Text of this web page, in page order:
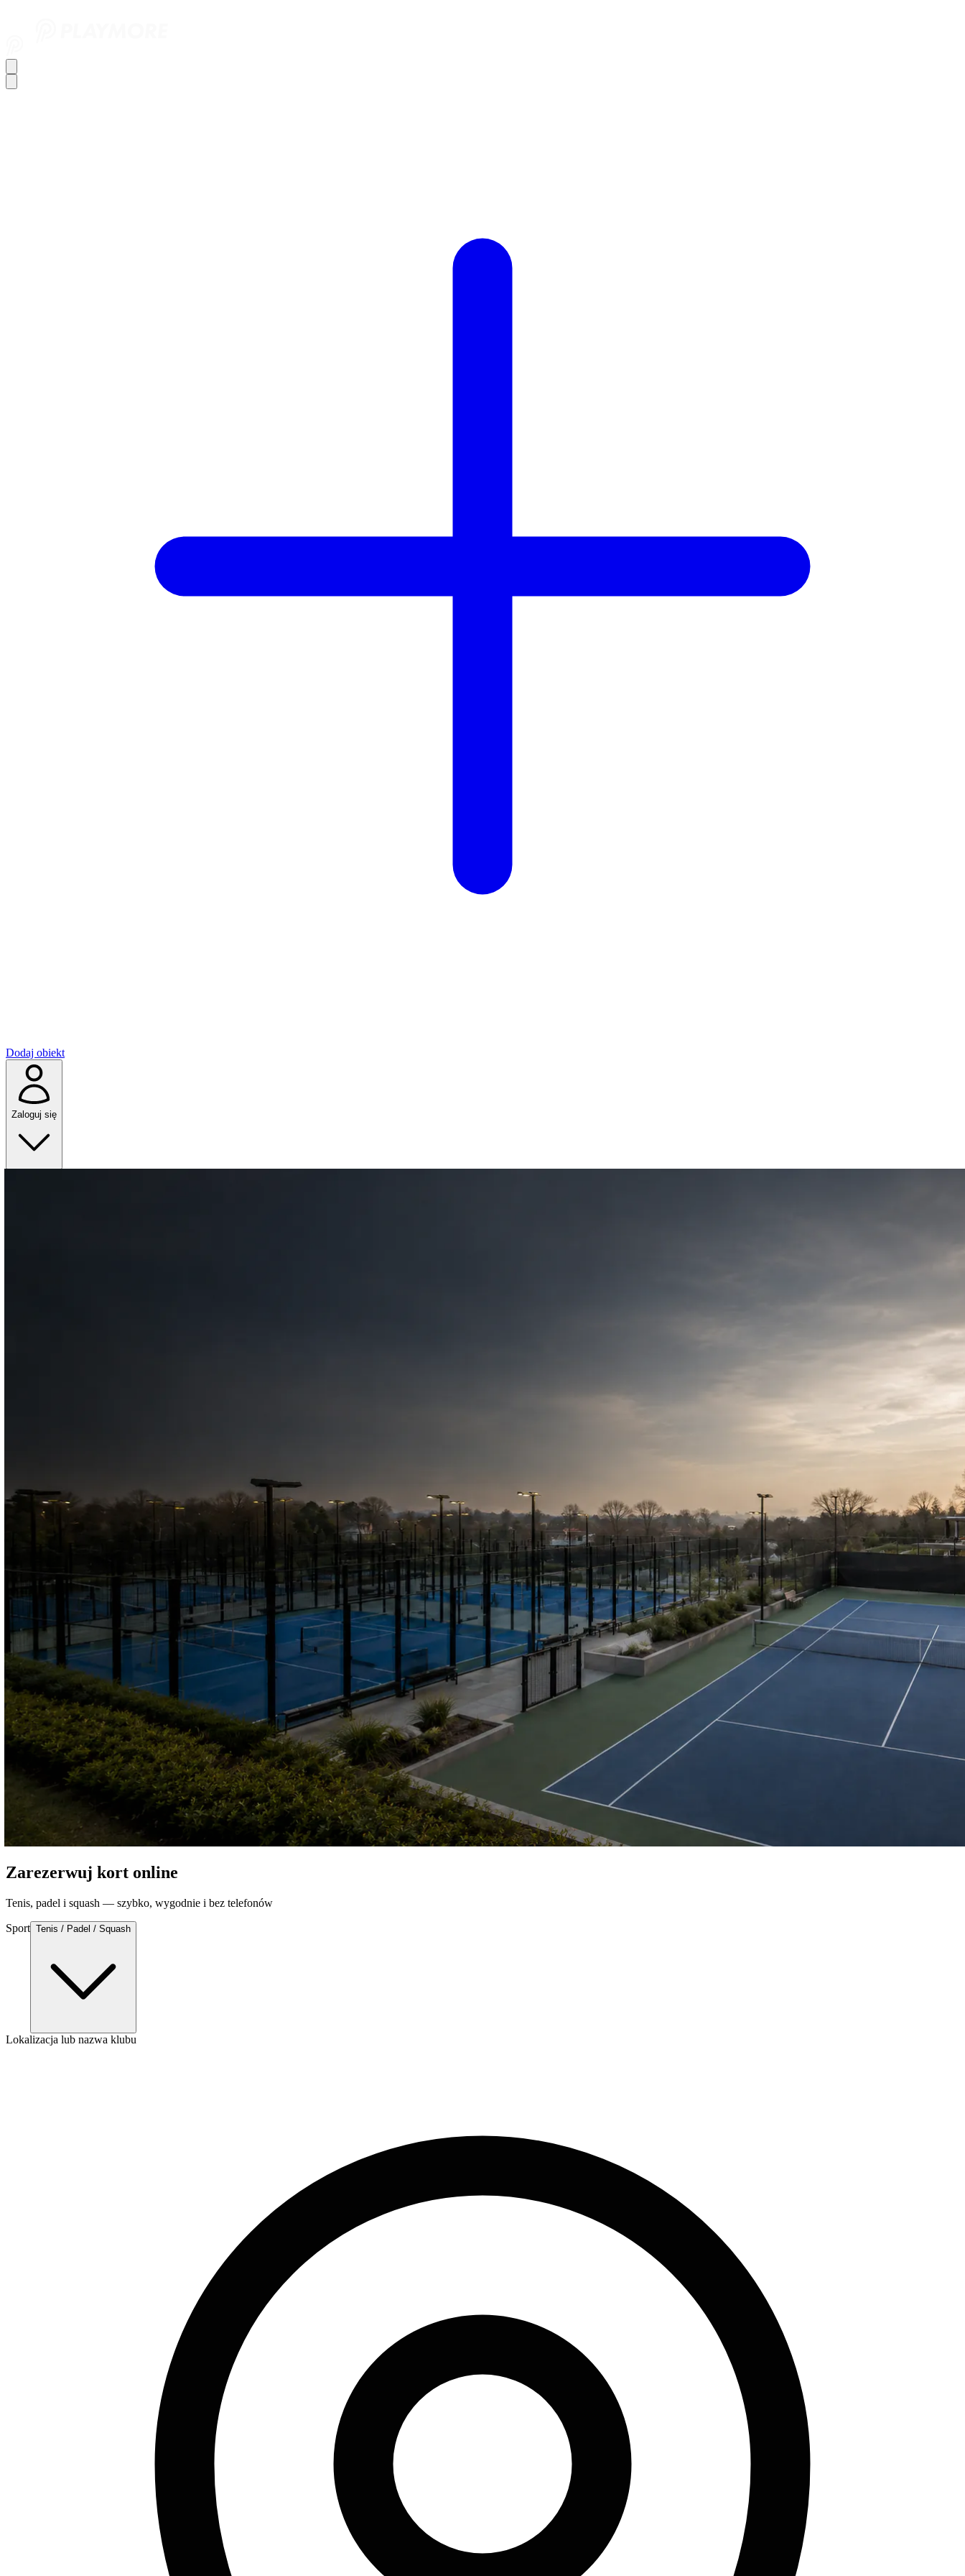
Dodaj obiekt
Zaloguj się
Zarezerwuj kort online
Tenis, padel i squash — szybko, wygodnie i bez telefonów
Sport Tenis / Padel / Squash
Lokalizacja lub nazwa klubu